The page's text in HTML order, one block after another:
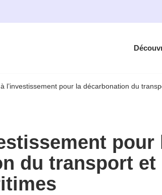
l’investissement pour la décarbonation du
pour
du transport et